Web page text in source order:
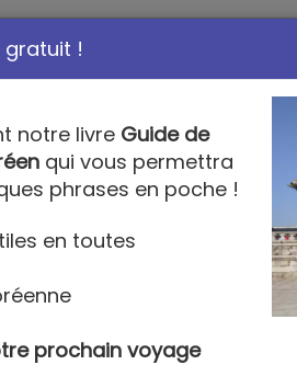
가끔
자주
항상
gratuit !
notre livre Guide de
qui vous permettra
phrases en poche !
en toutes
prochain voyage